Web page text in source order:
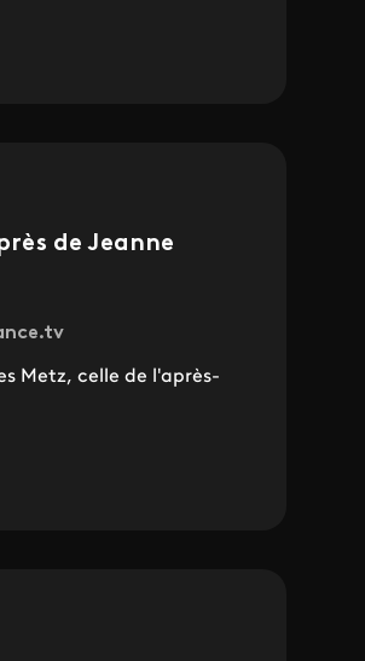
de Jeanne
Metz, celle de l'après-